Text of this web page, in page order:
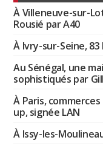
À Villeneuve-sur-
Rousié par A40
À Ivry-sur-Seine,
Au Sénégal, une
sophistiqués par
À Paris,
up, signée LAN
À Issy-les-